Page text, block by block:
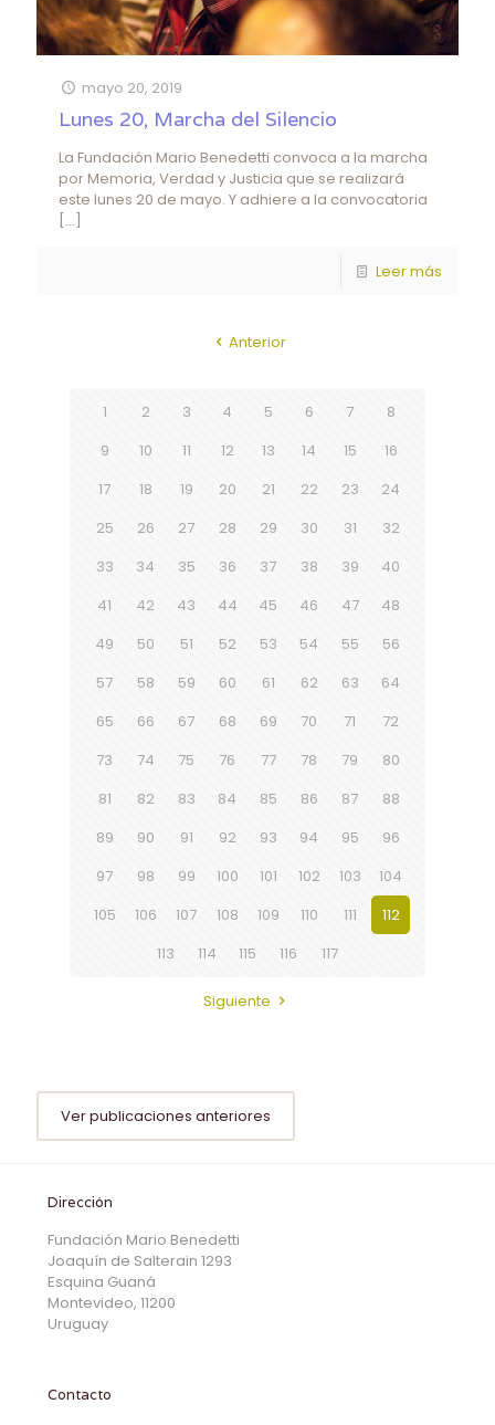
mayo 20, 2019
Lunes 20, Marcha del Silencio
La Fundación Mario Benedetti convoca a la marcha
por Memoria, Verdad y Justicia que se realizará
este lunes 20 de mayo. Y adhiere a la convocatoria
[…]
Leer más
Anterior
1 2 3 4 5 6 7
8
9
10 11 12 13 14 15
16
17
18 19 20 21 22 23
24
25
26 27 28 29 30 31
32
33
34 35 36 37 38 39
40
41
42 43 44 45 46 47
48
49
50 51 52 53 54 55
56
57
58 59 60 61 62 63
64
65
66 67 68 69 70 71
72
73
74 75 76 77 78 79
80
81
82 83 84 85 86 87
88
89
90 91 92 93 94 95
96
97
98 99 100 101 102 103
104
105
106 107 108 109 110 111
112
113
114 115 116 117
Siguiente
Ver publicaciones anteriores
Dirección
Fundación Mario Benedetti
Joaquín de Salterain 1293
Esquina Guaná
Montevideo, 11200
Uruguay
Contacto